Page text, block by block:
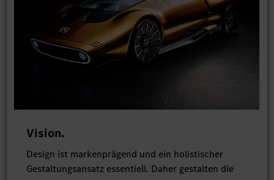
Vision.
Design ist markenprägend und ein holistischer
Gestaltungsansatz essentiell. Daher gestalten die